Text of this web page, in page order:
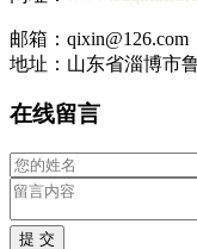
邮箱：qixin@126.com
地址：山东省淄博市
在线留言
提 交